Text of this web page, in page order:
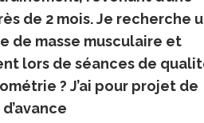
de 2 mois. Je recherche
de masse musculaire et
lors de séances de
? J’ai pour projet de